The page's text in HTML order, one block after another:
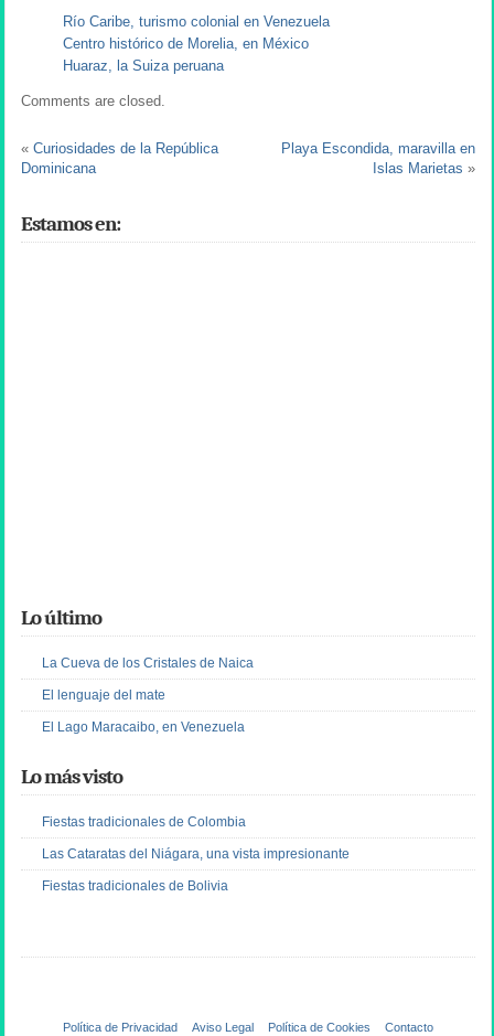
Río Caribe, turismo colonial en Venezuela
Centro histórico de Morelia, en México
Huaraz, la Suiza peruana
Comments are closed.
« Curiosidades de la República
Dominicana
Playa Escondida, maravilla en
Islas Marietas »
Estamos en:
Lo último
La Cueva de los Cristales de Naica
El lenguaje del mate
El Lago Maracaibo, en Venezuela
Lo más visto
Fiestas tradicionales de Colombia
Las Cataratas del Niágara, una vista impresionante
Fiestas tradicionales de Bolivia
Política de Privacidad Aviso Legal Política de Cookies Contacto